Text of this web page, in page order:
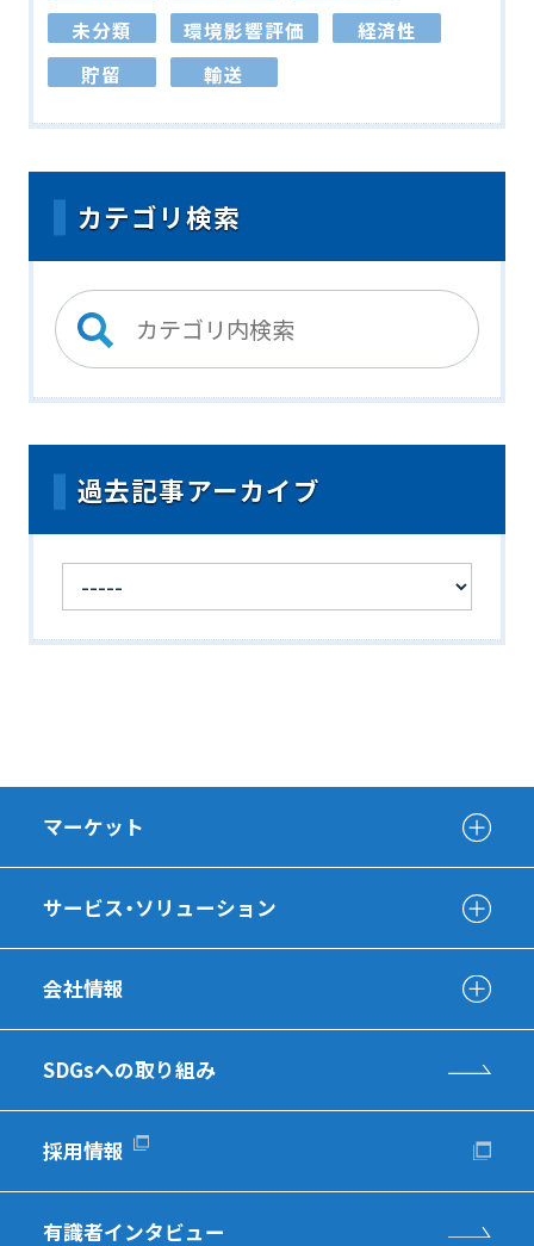
未分類
環境影響評価
経済性
貯留
輸送
カテゴリ検索
過去記事アーカイブ
マーケット
サービス・ソリューション
会社情報
SDGsへの取り組み
採用情報
有識者インタビュー